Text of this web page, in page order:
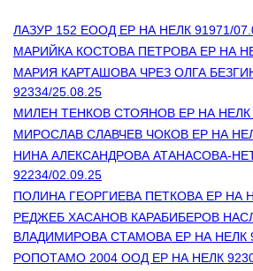
ЛАЗУР 152 ЕООД ЕР НА НЕЛК 91971/
МАРИЙКА КОСТОВА ПЕТРОВА ЕР НА
МАРИЯ КАРТАШОВА ЧРЕЗ ОЛГА
92334/25.08.25
МИЛЕН ТЕНКОВ СТОЯНОВ ЕР НА НЕЛК
МИРОСЛАВ СЛАВЧЕВ ЧОКОВ ЕР НА
НИНА АЛЕКСАНДРОВА АТАНАСОВА-
92234/02.09.25
ПОЛИНА ГЕОРГИЕВА ПЕТКОВА ЕР НА
РЕДЖЕБ ХАСАНОВ КАРАБИБЕРОВ
ВЛАДИМИРОВА СТАМОВА ЕР НА НЕЛК
РОПОТАМО 2004 ООД ЕР НА НЕЛК